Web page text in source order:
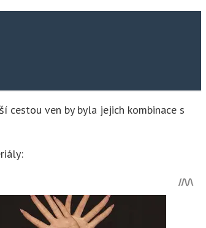
ven by byla jejich kombinace s